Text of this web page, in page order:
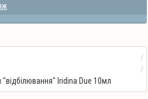
Iridina Due 10мл